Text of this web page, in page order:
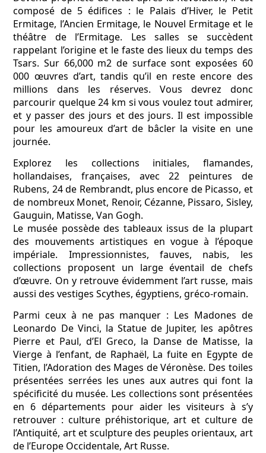
composé de 5 édifices : le Palais d’Hiver, le Petit
Ermitage, l’Ancien Ermitage, le Nouvel Ermitage et le
théâtre de l’Ermitage. Les salles se succèdent
rappelant l’origine et le faste des lieux du temps des
Tsars. Sur 66,000 m2 de surface sont exposées 60
000 œuvres d’art, tandis qu’il en reste encore des
millions dans les réserves. Vous devrez donc
parcourir quelque 24 km si vous voulez tout admirer,
et y passer des jours et des jours. Il est impossible
pour les amoureux d’art de bâcler la visite en une
journée.
Explorez les collections initiales, flamandes,
hollandaises, françaises, avec 22 peintures de
Rubens, 24 de Rembrandt, plus encore de Picasso, et
de nombreux Monet, Renoir, Cézanne, Pissaro, Sisley,
Gauguin, Matisse, Van Gogh.
Le musée possède des tableaux issus de la plupart
des mouvements artistiques en vogue à l’époque
impériale. Impressionnistes, fauves, nabis, les
collections proposent un large éventail de chefs
d’œuvre. On y retrouve évidemment l’art russe, mais
aussi des vestiges Scythes, égyptiens, gréco-romain.
Parmi ceux à ne pas manquer : Les Madones de
Leonardo De Vinci, la Statue de Jupiter, les apôtres
Pierre et Paul, d’El Greco, la Danse de Matisse, la
Vierge à l’enfant, de Raphaël, La fuite en Egypte de
Titien, l’Adoration des Mages de Véronèse. Des toiles
présentées serrées les unes aux autres qui font la
spécificité du musée. Les collections sont présentées
en 6 départements pour aider les visiteurs à s’y
retrouver : culture préhistorique, art et culture de
l’Antiquité, art et sculpture des peuples orientaux, art
de l’Europe Occidentale, Art Russe.